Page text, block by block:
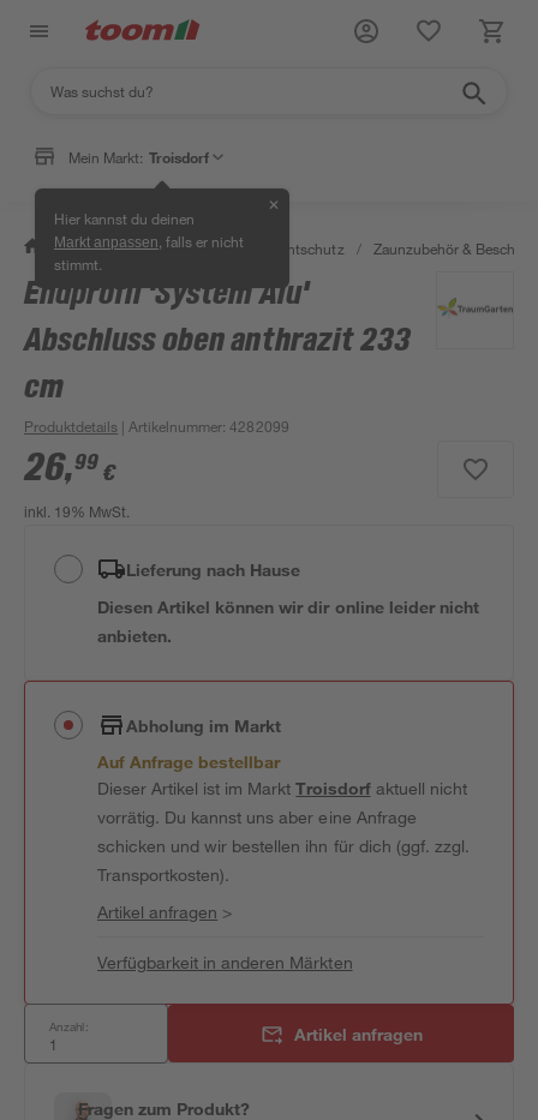
Mein Markt: Troisdorf
Hier kannst du deinen
Markt anpassen , falls er nicht
stimmt.
✕
/ Garten & Freizeit / Zäune & Sichtschutz / Zaunzubehör &
Endprofil 'System Alu'
Abschluss oben anthrazit 233
cm
Produktdetails | Artikelnummer:4282099
26,99 €
inkl. 19% MwSt.
Lieferung nach Hause
Diesen Artikel können wir dir online leider nicht
anbieten.
Abholung im Markt
Auf Anfrage bestellbar
Dieser Artikel ist im MarktTroisdorfaktuell nicht
vorrätig. Du kannst uns aber eine Anfrage
schicken und wir bestellen ihn für dich (ggf. zzgl.
Transportkosten).
Artikel anfragen >
Verfügbarkeit in anderen Märkten
Anzahl: Artikel anfragen
Fragen zum Produkt?